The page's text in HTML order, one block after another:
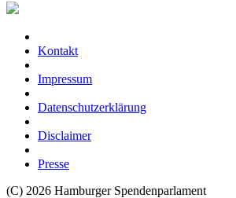
Kontakt
Impressum
Datenschutzerklärung
Disclaimer
Presse
(C) 2026 Hamburger Spendenparlament